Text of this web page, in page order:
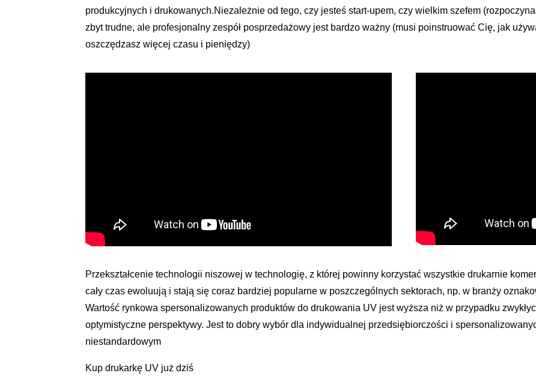
produkcyjnych i drukowanych.Niezależnie od tego, czy jesteś start-upem, czy wielkim szefem
zbyt trudne, ale profesjonalny zespół posprzedażowy jest bardzo ważny (musi poinstruować Cię, jak
oszczędzasz więcej czasu i pieniędzy)
Przekształcenie technologii niszowej w technologię, z której powinny korzystać wszystkie drukarnie
cały czas ewoluują i stają się coraz bardziej popularne w poszczególnych sektorach, np. w branży
Wartość rynkowa spersonalizowanych produktów do drukowania UV jest wyższa niż w przypadku
optymistyczne perspektywy. Jest to dobry wybór dla indywidualnej przedsiębiorczości i
niestandardowym
Kup drukarkę UV już dziś